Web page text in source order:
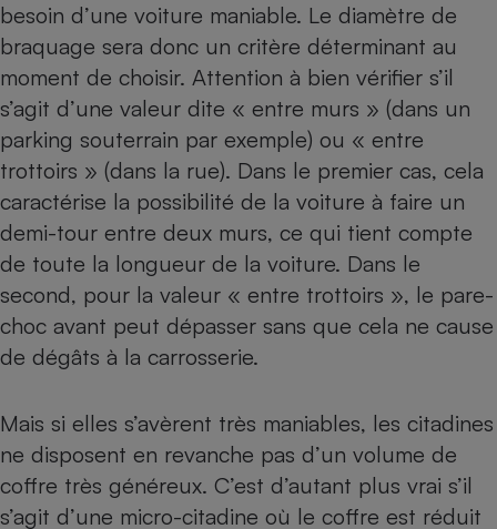
besoin d’une voiture maniable. Le diamètre de
braquage sera donc un critère déterminant au
moment de choisir. Attention à bien vérifier s’il
s’agit d’une valeur dite « entre murs » (dans un
parking souterrain par exemple) ou « entre
trottoirs » (dans la rue). Dans le premier cas, cela
caractérise la possibilité de la voiture à faire un
demi-tour entre deux murs, ce qui tient compte
de toute la longueur de la voiture. Dans le
second, pour la valeur « entre trottoirs », le pare-
choc avant peut dépasser sans que cela ne cause
de dégâts à la carrosserie.
Mais si elles s’avèrent très maniables, les citadines
ne disposent en revanche pas d’un volume de
coffre très généreux. C’est d’autant plus vrai s’il
s’agit d’une micro-citadine où le coffre est réduit